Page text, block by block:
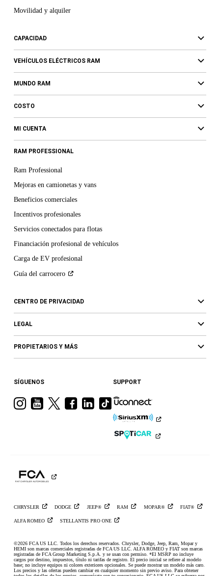
Movilidad y alquiler
CAPACIDAD
VEHÍCULOS ELÉCTRICOS RAM
MUNDO RAM
COSTO
MI CUENTA
RAM PROFESSIONAL
Ram Professional
Mejoras en camionetas y vans
Beneficios comerciales
Incentivos profesionales
Servicios conectados para flotas
Financiación profesional de vehículos
Carga de EV profesional
Guía del carrocero
CENTRO DE PRIVACIDAD
LEGAL
PROPIETARIOS Y MÁS
SÍGUENOS
VisitaVisitaVisitaVisitaVisita
Ram
Visita
a
Ram
en
SUPPORT
CHRYSLER DODGE JEEP® RAM MOPAR® FIAT®
ALFAROMEO STELLANTIS PROONE
©2026 FCA US LLC. Todos los derechos reservados. Chrysler, Dodge, Jeep, Ram, Mopar y
HEMI son marcas comerciales registradas de FCA US LLC. ALFA ROMEO y FIAT son marcas
registradas de FCA Group Marketing S.p.A. y se usan con permiso. *El MSRP no incluye
cargos por destino, impuestos, título ni tarifas de registro. El precio inicial se refiere al modelo
base; no incluye equipos ni colores exteriores opcionales. Se puede mostrar un modelo más caro.
Los precios y las ofertas pueden cambiar en cualquier momento sin previo aviso. Para obtener